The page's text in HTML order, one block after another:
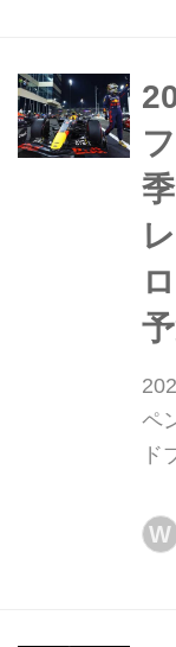
ル
ス
チ
予
ペ
ド
戦
マ
W